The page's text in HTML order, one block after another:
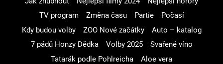
TV program
Změna času Partie
Počasí
Kdy budou volby
ZOO Nové začátky
Auto – katalog
7 pádů Honzy Dědka
Volby 2025
Svařené víno
Tatarák podle Pohlreicha
Aloe vera